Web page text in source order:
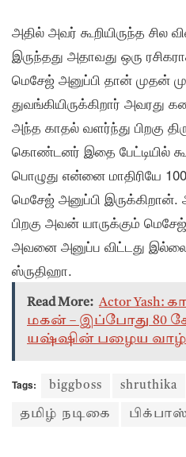
அதில் அவர் கூறியிருந்த சில
இருந்தது அதாவது ஒரு
மெசேஜ் அனுப்பி தான் முதன்
துவங்கியிருக்கிறார்
அந்த காதல் வளர்ந்து பிறகு
கொண்டனர் இதை பேட்டியில்
பொழுது என்னை மாதிரியே
மெசேஜ் அனுப்பி
பிறகு அவன் யாருக்கும்
அவனை அனுப்ப விட்டது இல்லை
ஸ்ருதிஹா.
Read More: Actor Yash:
மகன் – இப்போது 80
யஷ்ஷின் பழைய
Tags: biggboss shruthika
தமிழ் நடிகை பிக்பாஸ்